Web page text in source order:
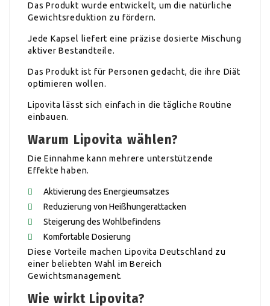
Das Produkt wurde entwickelt, um die natürliche
Gewichtsreduktion zu fördern.
Jede Kapsel liefert eine präzise dosierte Mischung
aktiver Bestandteile.
Das Produkt ist für Personen gedacht, die ihre Diät
optimieren wollen.
Lipovita lässt sich einfach in die tägliche Routine
einbauen.
Warum Lipovita wählen?
Die Einnahme kann mehrere unterstützende
Effekte haben.
Aktivierung des Energieumsatzes
Reduzierung von Heißhungerattacken
Steigerung des Wohlbefindens
Komfortable Dosierung
Diese Vorteile machen Lipovita Deutschland zu
einer beliebten Wahl im Bereich
Gewichtsmanagement.
Wie wirkt Lipovita?